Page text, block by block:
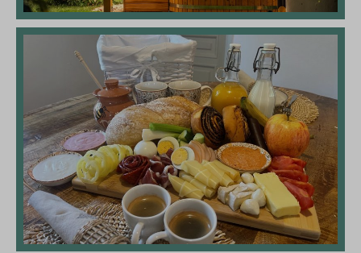
sbjs_current_add
sbjs_first_add
migraciones_sbjs
sesión_sbjs
sbjs_udata
tk_ai
tk_qs